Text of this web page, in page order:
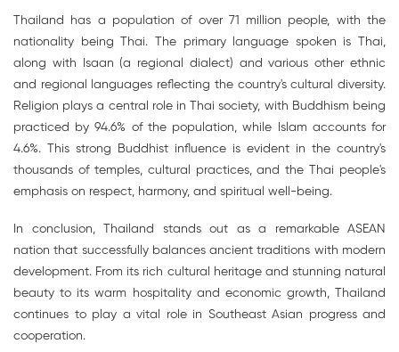
Thailand has a population of over 71 million people, with the
nationality being Thai. The primary language spoken is Thai,
along with Isaan (a regional dialect) and various other ethnic
and regional languages reflecting the country's cultural diversity.
Religion plays a central role in Thai society, with Buddhism being
practiced by 94.6% of the population, while Islam accounts for
4.6%. This strong Buddhist influence is evident in the country's
thousands of temples, cultural practices, and the Thai people's
emphasis on respect, harmony, and spiritual well-being.
In conclusion, Thailand stands out as a remarkable ASEAN
nation that successfully balances ancient traditions with modern
development. From its rich cultural heritage and stunning natural
beauty to its warm hospitality and economic growth, Thailand
continues to play a vital role in Southeast Asian progress and
cooperation.